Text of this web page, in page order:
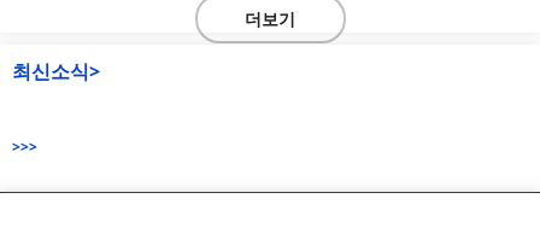
더보기
최신소식>
>>>